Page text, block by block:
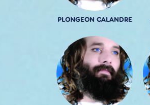
PLONGEON CALANDRE